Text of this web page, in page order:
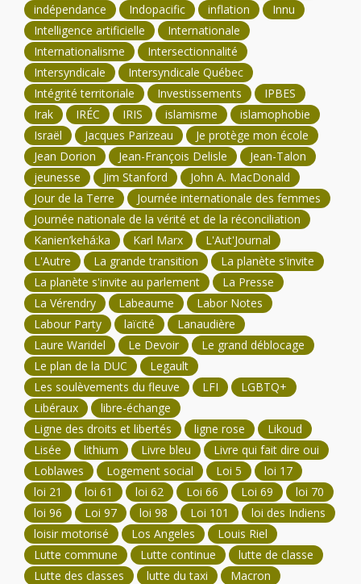
indépendance
Indopacific inflation
Innu
Intelligence artificielle
Internationale
Internationalisme
Intersectionnalité
Intersyndicale
Intersyndicale Québec
Intégrité territoriale
Investissements
IPBES
Irak
IRÉC IRIS islamisme
islamophobie
Israël
Jacques Parizeau
Je protège mon école
Jean Dorion
Jean-François Delisle
Jean-Talon
jeunesse
Jim Stanford
John A. MacDonald
Jour de la Terre
Journée internationale des femmes
Journée nationale de la vérité et de la réconciliation
Kanien’kehá:ka
Karl Marx
L'Aut'Journal
L'Autre
La grande transition
La planète s'invite
La planète s'invite au parlement
La Presse
La Vérendry
Labeaume
Labor Notes
Labour Party
laïcité
Lanaudière
Laure Waridel
Le Devoir
Le grand déblocage
Le plan de la DUC
Legault
Les soulèvements du fleuve
LFI
LGBTQ+
Libéraux
libre-échange
Ligne des droits et libertés
ligne rose
Likoud
Lisée
lithium Livre bleu
Livre qui fait dire oui
Loblawes
Logement social Loi 5
loi 17
loi 21
loi 61 loi 62 Loi 66 Loi 69
loi 70
loi 96
Loi 97 loi 98 Loi 101
loi des Indiens
loisir motorisé
Los Angeles
Louis Riel
Lutte commune
Lutte continue
lutte de classe
Lutte des classes
lutte du taxi Macron